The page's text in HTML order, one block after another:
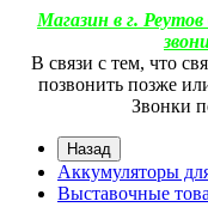
Магазин в г.
В связи с тем, что
позвонить позже
Звонки
Назад
Аккумуляторы
Выставочные